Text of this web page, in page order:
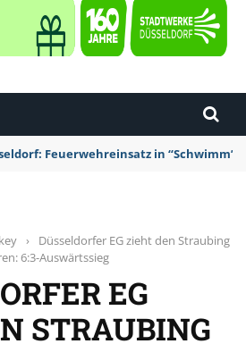
Feuerwehreinsatz in “Schwimm’
›
Düsseldorfer EG zieht den Straubing
6:3-Auswärtssieg
EG
STRAUBING